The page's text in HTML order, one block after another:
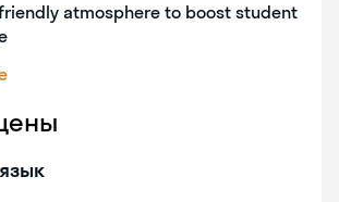
atmosphere to boost student